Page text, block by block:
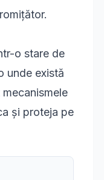
o stare de
unde există
și proteja pe